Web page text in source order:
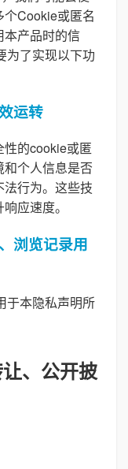
Cookie或匿名
本产品时的信
为了实现以下功
运转
的cookie或匿
个人信息是否
行为。这些技
应速度。
浏览记录用
于本隐私声明所
、公开披